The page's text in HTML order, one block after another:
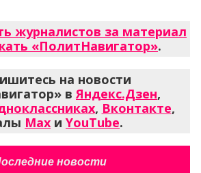
журналистов за материал
«ПолитНавигатор».
на новости
вЯндекс.Дзен,
, Вконтакте,
Max и YouTube.
новости